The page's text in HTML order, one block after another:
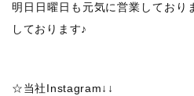
明日日曜日も元気に営業しており
しております♪
☆当社Instagram↓↓